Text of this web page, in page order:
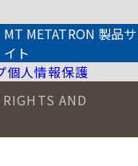
MT METATRON 製品サ
イト
個人情報保護
AND